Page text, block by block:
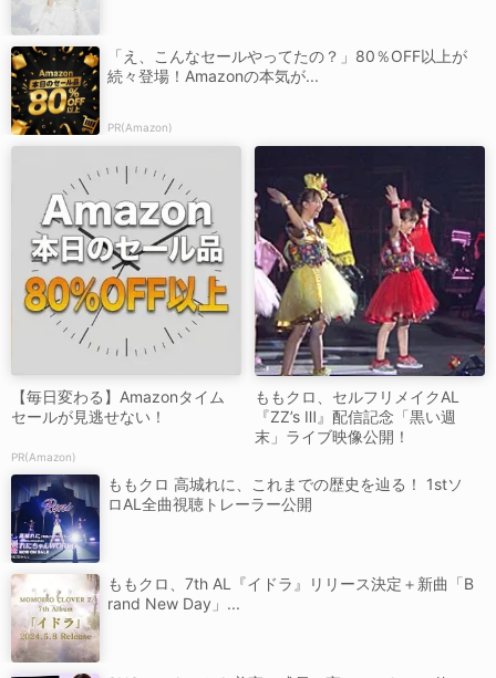
「え、こんなセールやってたの？」80％OFF以上が
続々登場！Amazonの本気が...
PR(Amazon)
【毎日変わる】Amazonタイム
セールが見逃せない！
PR(Amazon)
ももクロ、セルフリメイクAL
『ZZ’s Ⅲ』配信記念「黒い週
末」ライブ映像公開！
ももクロ 高城れに、これまでの歴史を辿る！ 1stソ
ロAL全曲視聴トレーラー公開
ももクロ、7th AL『イドラ』リリース決定＋新曲「B
rand New Day」...